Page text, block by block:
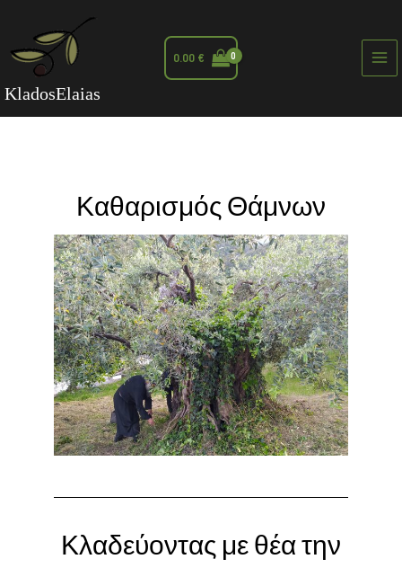
KladosElaias
0.00 €
Καθαρισμός Θάμνων
Κλαδεύοντας με θέα την